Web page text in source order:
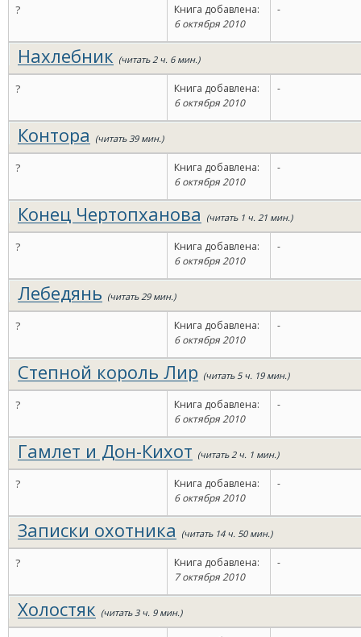
?
Книга добавлена:
6 октября 2010
-
Нахлебник (читать 2 ч. 6 мин.)
?
Книга добавлена:
6 октября 2010
-
Контора (читать 39 мин.)
?
Книга добавлена:
6 октября 2010
-
Конец Чертопханова (читать 1 ч. 21 мин.)
?
Книга добавлена:
6 октября 2010
-
Лебедянь (читать 29 мин.)
?
Книга добавлена:
6 октября 2010
-
Степной король Лир (читать 5 ч. 19 мин.)
?
Книга добавлена:
6 октября 2010
-
Гамлет и Дон-Кихот (читать 2 ч. 1 мин.)
?
Книга добавлена:
6 октября 2010
-
Записки охотника (читать 14 ч. 50 мин.)
?
Книга добавлена:
7 октября 2010
-
Холостяк (читать 3 ч. 9 мин.)